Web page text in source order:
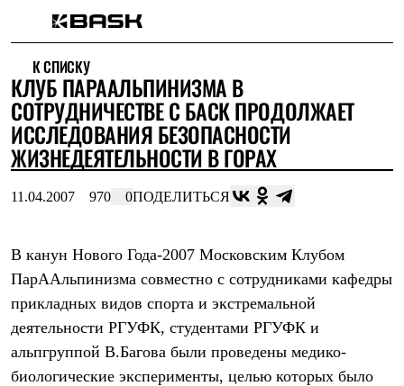
Интернет-магазин
Мужская одежда
Утепленная пухом
Куртки
Брюки
Жилеты
Комбинезоны
Куртки
Куртки
Брюки
Софтшелл одежда
Куртки
Брюки
Куртки
Брюки
К СПИСКУ
КЛУБ ПАРААЛЬПИНИЗМА В
СОТРУДНИЧЕСТВЕ С БАСК ПРОДОЛЖАЕТ
ИССЛЕДОВАНИЯ БЕЗОПАСНОСТИ
ЖИЗНЕДЕЯТЕЛЬНОСТИ В ГОРАХ
11.04.2007 970 0ПОДЕЛИТЬСЯ
В канун Нового Года-2007 Московским Клубом
ПарААльпинизма совместно с сотрудниками кафедры
прикладных видов спорта и экстремальной
деятельности РГУФК, студентами РГУФК и
альпгруппой В.Багова были проведены медико-
биологические эксперименты, целью которых было